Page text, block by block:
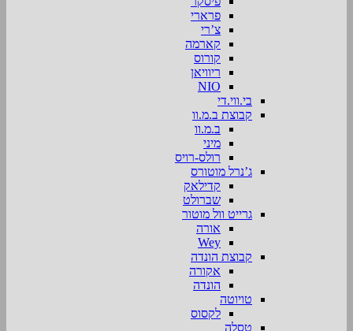
פרארי
צ’רי
קארמה
קורוס
ריוויאן
NIO
בי.ווי.די
קבוצת ב.מ.וו
ב.מ.וו
מיני
רולס-רויס
ג’נרל מוטורס
קדילאק
שברולט
גרייט וול מוטור
אורה
Wey
קבוצת הונדה
אקורה
הונדה
טויוטה
לקסוס
טסלה